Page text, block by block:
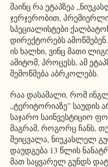
მაინც რა ეტაპზეა
ჯერჯერობით,
სპეციალისტები
დირექტორებს
ის ხალხი, ვინც მათი
ამიტომ, პროცესს, ამ
შემოწმება აბრკოლებს.
რაა დასამალი, რომ
„ტერიტორიაზე” საუდის
საჯარო საინვესტიციო
მაგრამ, როგორც ჩანს,
შეიცვალა, ნიუკასლელ
დაუდგება 13 წლის
მათ საყვარელ გუნდს